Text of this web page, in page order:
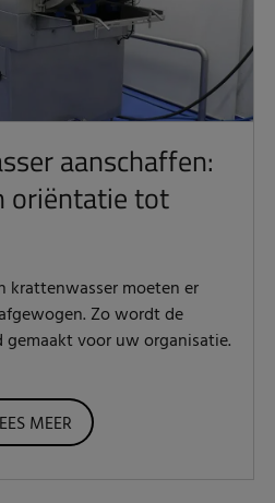
aanschaffen:
oriëntatie tot
krattenwasser moeten er
Zo wordt de
gemaakt voor uw organisatie.
MEER